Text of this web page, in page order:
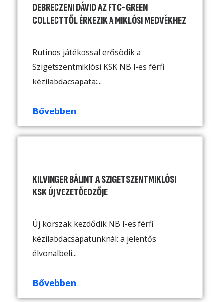
DEBRECZENI DÁVID AZ FTC-GREEN
COLLECTTŐL ÉRKEZIK A MIKLÓSI MEDVÉKHEZ
Rutinos játékossal erősödik a
Szigetszentmiklósi KSK NB I-es férfi
kézilabdacsapata:...
Bővebben
KILVINGER BÁLINT A SZIGETSZENTMIKLÓSI
KSK ÚJ VEZETŐEDZŐJE
Új korszak kezdődik NB I-es férfi
kézilabdacsapatunknál: a jelentős
élvonalbeli...
Bővebben